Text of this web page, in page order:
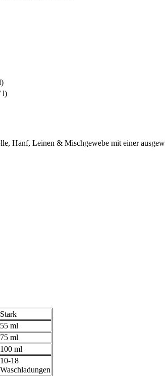
l)
Hanf, Leinen & Mischgewebe mit einer
Stark
55 ml
75 ml
100 ml
10-18
Waschladungen